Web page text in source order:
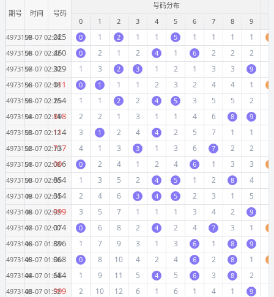
期号 时间 号码
号码分布
0
1 2 3 4 5 6 7 8 9
497315908-07 02:24
025 0 1 2 1 1 5 1 1 1 1
497315808-07 02:22
460 0 2 1 2 4 1 6 2 2 2
497315708-07 02:20
329 1 3 2 3 1 2 1 3 3 9
497315608-07 02:18
011 0 1 1 1 2 3 2 4 4 1
497315508-07 02:16
254 1 1 2 2 4 5 3 5 5 2
497315408-07 02:14
898 2 2 1 3 1 1 4 6 8 9
497315308-07 02:12
114 3 1 2 4 4 2 5 7 1 1
497315208-07 02:10
737 4 1 3 3 1 3 6 7 2 2
497315108-07 02:08
006 0 2 4 1 2 4 6 1 3 3
497315008-07 02:06
854 1 3 5 2 4 5 1 2 8 4
497314908-07 02:04
354 2 4 6 3 4 5 2 3 1 5
497314808-07 02:02
999 3 5 7 1 1 1 3 4 2 9
497314708-07 02:00
074 0 6 8 2 4 2 4 7 3 1
497314608-07 01:58
896 1 7 9 3 1 3 6 1 8 9
497314508-07 01:56
068 0 8 10 4 2 4 6 2 8 1
497314408-07 01:54
684 1 9 11 5 4 5 6 3 8 2
497314308-07 01:52
999 2 10 12 6 1 6 1 4 1 9